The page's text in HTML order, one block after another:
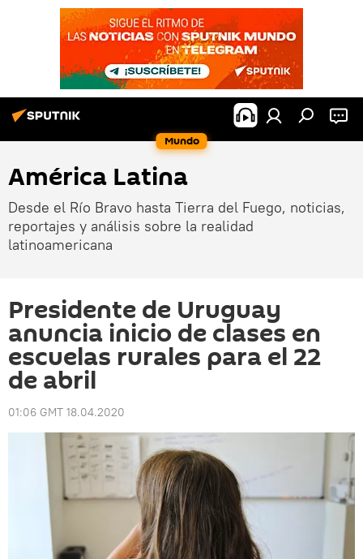
Mundo
América Latina
Desde el Río Bravo hasta Tierra del Fuego, noticias,
reportajes y análisis sobre la realidad
latinoamericana
Presidente de Uruguay
anuncia inicio de clases en
escuelas rurales para el 22
de abril
01:06 GMT 18.04.2020